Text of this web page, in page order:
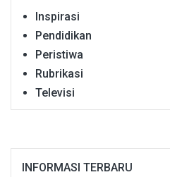
Inspirasi
Pendidikan
Peristiwa
Rubrikasi
Televisi
INFORMASI TERBARU